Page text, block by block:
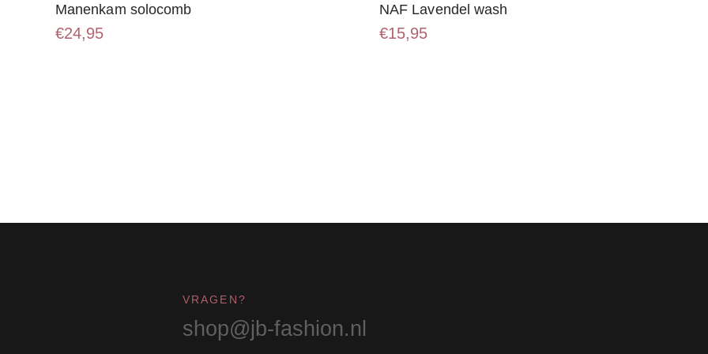
Manenkam solocomb
€24,95
NAF Lavendel wash
€15,95
VRAGEN?
shop@jb-fashion.nl